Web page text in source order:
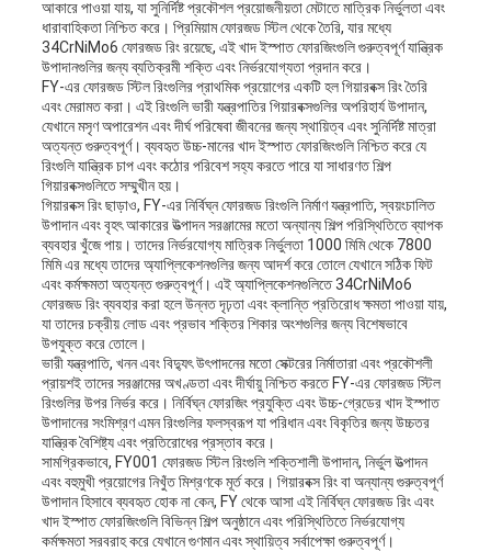
আকারে পাওয়া যায়, যা সুনির্দিষ্ট প্রকৌশল প্রয়োজনীয়তা মেটাতে মাত্রিক নির্ভুলতা এবং
ধারাবাহিকতা নিশ্চিত করে। প্রিমিয়াম ফোরজড স্টিল থেকে তৈরি, যার মধ্যে
34CrNiMo6 ফোরজড রিং রয়েছে, এই খাদ ইস্পাত ফোরজিংগুলি গুরুত্বপূর্ণ যান্ত্রিক
উপাদানগুলির জন্য ব্যতিক্রমী শক্তি এবং নির্ভরযোগ্যতা প্রদান করে।
FY-এর ফোরজড স্টিল রিংগুলির প্রাথমিক প্রয়োগের একটি হল গিয়ারবক্স রিং তৈরি
এবং মেরামত করা। এই রিংগুলি ভারী যন্ত্রপাতির গিয়ারবক্সগুলির অপরিহার্য উপাদান,
যেখানে মসৃণ অপারেশন এবং দীর্ঘ পরিষেবা জীবনের জন্য স্থায়িত্ব এবং সুনির্দিষ্ট মাত্রা
অত্যন্ত গুরুত্বপূর্ণ। ব্যবহৃত উচ্চ-মানের খাদ ইস্পাত ফোরজিংগুলি নিশ্চিত করে যে
রিংগুলি যান্ত্রিক চাপ এবং কঠোর পরিবেশ সহ্য করতে পারে যা সাধারণত শিল্প
গিয়ারবক্সগুলিতে সম্মুখীন হয়।
গিয়ারবক্স রিং ছাড়াও, FY-এর নির্বিঘ্ন ফোরজড রিংগুলি নির্মাণ যন্ত্রপাতি, স্বয়ংচালিত
উপাদান এবং বৃহৎ আকারের উত্পাদন সরঞ্জামের মতো অন্যান্য শিল্প পরিস্থিতিতে ব্যাপক
ব্যবহার খুঁজে পায়। তাদের নির্ভরযোগ্য মাত্রিক নির্ভুলতা 1000 মিমি থেকে 7800
মিমি এর মধ্যে তাদের অ্যাপ্লিকেশনগুলির জন্য আদর্শ করে তোলে যেখানে সঠিক ফিট
এবং কর্মক্ষমতা অত্যন্ত গুরুত্বপূর্ণ। এই অ্যাপ্লিকেশনগুলিতে 34CrNiMo6
ফোরজড রিং ব্যবহার করা হলে উন্নত দৃঢ়তা এবং ক্লান্তি প্রতিরোধ ক্ষমতা পাওয়া যায়,
যা তাদের চক্রীয় লোড এবং প্রভাব শক্তির শিকার অংশগুলির জন্য বিশেষভাবে
উপযুক্ত করে তোলে।
ভারী যন্ত্রপাতি, খনন এবং বিদ্যুৎ উৎপাদনের মতো সেক্টরের নির্মাতারা এবং প্রকৌশলী
প্রায়শই তাদের সরঞ্জামের অখণ্ডতা এবং দীর্ঘায়ু নিশ্চিত করতে FY-এর ফোরজড স্টিল
রিংগুলির উপর নির্ভর করে। নির্বিঘ্ন ফোরজিং প্রযুক্তি এবং উচ্চ-গ্রেডের খাদ ইস্পাত
উপাদানের সংমিশ্রণ এমন রিংগুলির ফলস্বরূপ যা পরিধান এবং বিকৃতির জন্য উচ্চতর
যান্ত্রিক বৈশিষ্ট্য এবং প্রতিরোধের প্রস্তাব করে।
সামগ্রিকভাবে, FY001 ফোরজড স্টিল রিংগুলি শক্তিশালী উপাদান, নির্ভুল উত্পাদন
এবং বহুমুখী প্রয়োগের নিখুঁত মিশ্রণকে মূর্ত করে। গিয়ারবক্স রিং বা অন্যান্য গুরুত্বপূর্ণ
উপাদান হিসাবে ব্যবহৃত হোক না কেন, FY থেকে আসা এই নির্বিঘ্ন ফোরজড রিং এবং
খাদ ইস্পাত ফোরজিংগুলি বিভিন্ন শিল্প অনুষ্ঠানে এবং পরিস্থিতিতে নির্ভরযোগ্য
কর্মক্ষমতা সরবরাহ করে যেখানে গুণমান এবং স্থায়িত্ব সর্বাপেক্ষা গুরুত্বপূর্ণ।